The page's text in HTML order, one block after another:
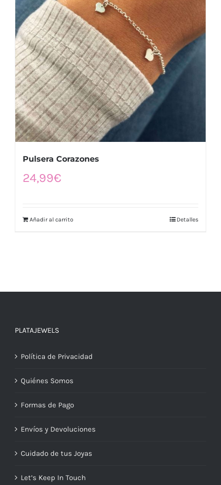
Pulsera Corazones
24,99€
Añadir al carrito Detalles
PLATAJEWELS
Política de Privacidad
Quiénes Somos
Formas de Pago
Envíos y Devoluciones
Cuidado de tus Joyas
Let’s Keep In Touch